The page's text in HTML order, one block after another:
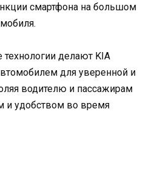
смартфона на большом
делают KIA
для уверенной и
водителю и пассажирам
и удобством во время